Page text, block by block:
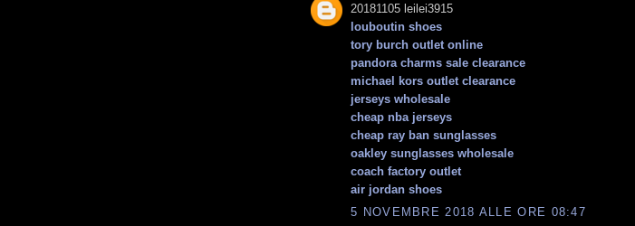
20181105 leilei3915
louboutin shoes
tory burch outlet online
pandora charms sale clearance
michael kors outlet clearance
jerseys wholesale
cheap nba jerseys
cheap ray ban sunglasses
oakley sunglasses wholesale
coach factory outlet
air jordan shoes
5 NOVEMBRE 2018 ALLE ORE 08:47